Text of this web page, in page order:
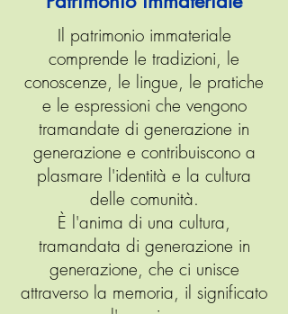
trovare una traduzione in inglese
della versione di Ramusio di
entrambi i ricordi, preparata dal
dottor Adam Greenwood con
commenti del professor Richard
Holt, nell'e-book “Insights into the
Sources on Pietro Querini's
Journey” pubblicato dalla nostra
Associazione e disponibile
qui:https://www.viaquerinissima
.net/it/ebooks. Il manoscritto
vaticano è liberamente
Il patrimonio immateriale
comprende le tradizioni, le
conoscenze, le lingue, le pratiche
e le espressioni che vengono
tramandate di generazione in
generazione e contribuiscono a
plasmare l'identità e la cultura
delle comunità.
È l'anima di una cultura,
tramandata di generazione in
generazione, che ci unisce
attraverso la memoria, il significato